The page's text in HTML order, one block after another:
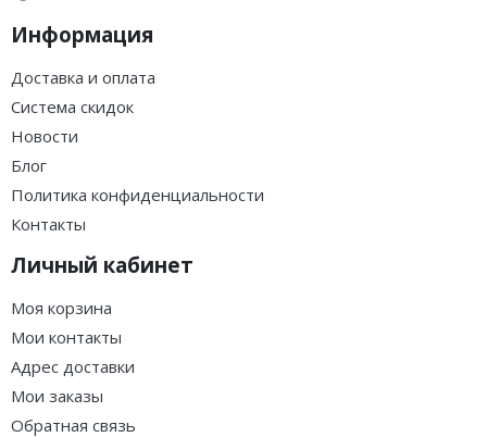
Информация
Доставка и оплата
Система скидок
Новости
Блог
Политика конфиденциальности
Контакты
Личный кабинет
Моя корзина
Мои контакты
Адрес доставки
Мои заказы
Обратная связь